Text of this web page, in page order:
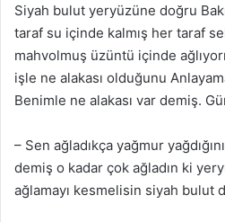
Siyah bulut yeryüzüne doğru
taraf su içinde kalmış her taraf
mahvolmuş üzüntü içinde
işle ne alakası olduğunu
Benimle ne alakası var demiş.
– Sen ağladıkça yağmur
demiş o kadar çok ağladın ki
ağlamayı kesmelisin siyah bulut